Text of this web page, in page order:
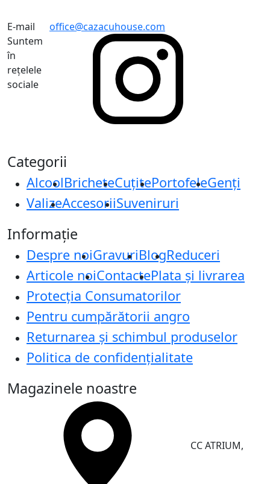
E-mail
office@cazacuhouse.com
Suntem
în
rețelele
sociale
Categorii
AlcoolBricheteCuțitePortofeleGenți
ValizeAccesoriiSuveniruri
Informație
Despre noiGravuriBlogReduceri
Articole noiContactePlata și livrarea
Protecţia Consumatorilor
Pentru cumpărătorii angro
Returnarea și schimbul produselor
Politica de confidențialitate
Magazinele noastre
CC ATRIUM,